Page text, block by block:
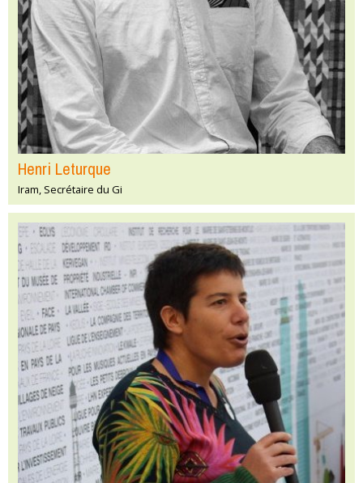
Henri Leturque
Iram, Secrétaire du Gi